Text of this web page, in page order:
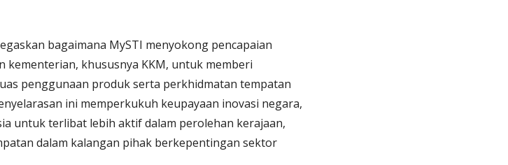
bagaimana MySTI menyokong pencapaian
kementerian, khususnya KKM, untuk memberi
penggunaan produk serta perkhidmatan tempatan
ini memperkukuh keupayaan inovasi negara,
untuk terlibat lebih aktif dalam perolehan kerajaan,
dalam kalangan pihak berkepentingan sektor